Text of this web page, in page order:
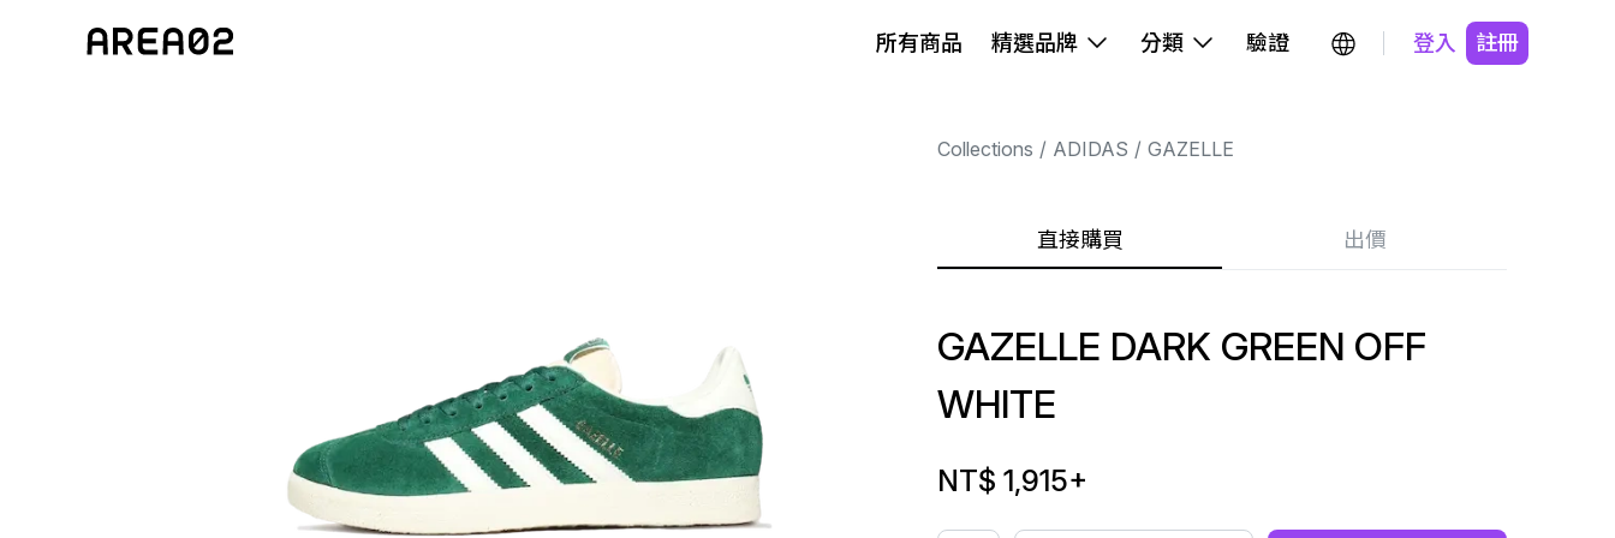
所有商品 精選品牌 分類 驗證 登入 註冊
Collections ADIDAS GAZELLE
直接購買 出價
GAZELLE DARK GREEN OFF
WHITE
NT$ 1,915+